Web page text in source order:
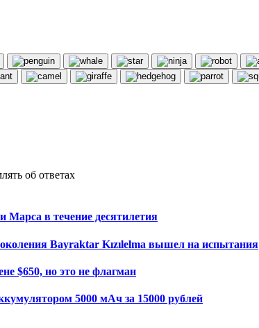
об ответах
Марса в течение десятилетия
Bayraktar Kızılelma вышел на испытания
$650, но это не флагман
5000 мАч за 15000 рублей